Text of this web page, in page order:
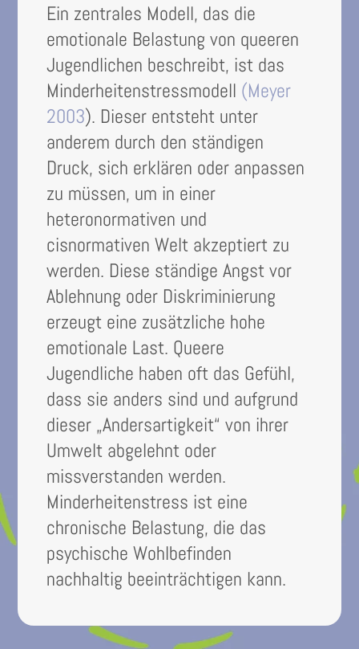
Ein zentrales Modell, das die
emotionale Belastung von queeren
Jugendlichen beschreibt, ist das
Minderheitenstressmodell (Meyer
2003). Dieser entsteht unter
anderem durch den ständigen
Druck, sich erklären oder anpassen
zu müssen, um in einer
heteronormativen und
cisnormativen Welt akzeptiert zu
werden. Diese ständige Angst vor
Ablehnung oder Diskriminierung
erzeugt eine zusätzliche hohe
emotionale Last. Queere
Jugendliche haben oft das Gefühl,
dass sie anders sind und aufgrund
dieser „Andersartigkeit“ von ihrer
Umwelt abgelehnt oder
missverstanden werden.
Minderheitenstress ist eine
chronische Belastung, die das
psychische Wohlbefinden
nachhaltig beeinträchtigen kann.